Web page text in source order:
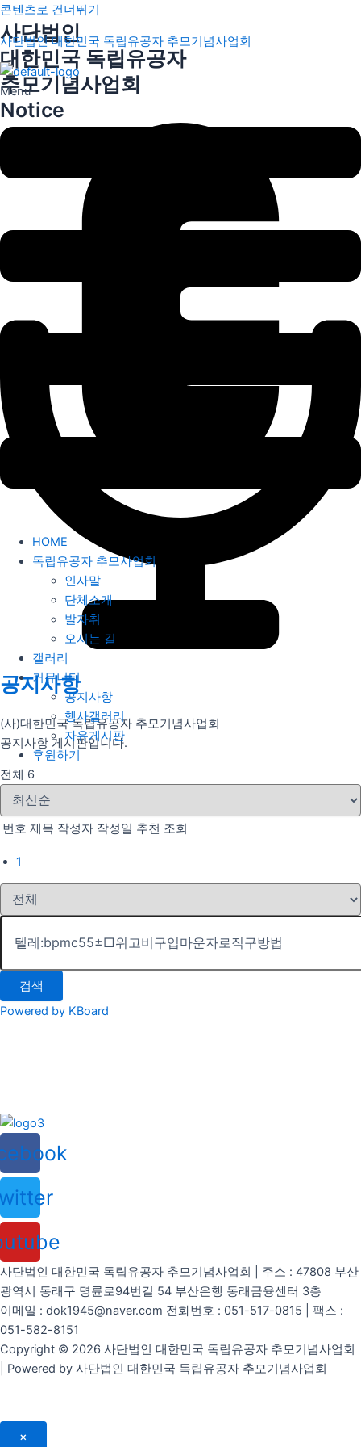
콘텐츠로 건너뛰기
사단법인 대한민국 독립유공자 추모기념사업회
Menu
HOME
독립유공자 추모사업회
인사말
단체소개
발자취
오시는 길
갤러리
커뮤니티
공지사항
행사갤러리
자유게시판
후원하기
사단법인
대한민국 독립유공자
추모기념사업회
Notice
공지사항
(사)대한민국 독립유공자 추모기념사업회
공지사항 게시판입니다.
전체 6
번호 제목 작성자 작성일 추천 조회
1
검색
Powered by KBoard
사단법인 대한민국 독립유공자 추모기념사업회 | 주소 : 47808 부산
광역시 동래구 명륜로94번길 54 부산은행 동래금융센터 3층
이메일 : dok1945@naver.com 전화번호 : 051-517-0815 | 팩스 :
051-582-8151
Copyright © 2026 사단법인 대한민국 독립유공자 추모기념사업회
| Powered by 사단법인 대한민국 독립유공자 추모기념사업회
×